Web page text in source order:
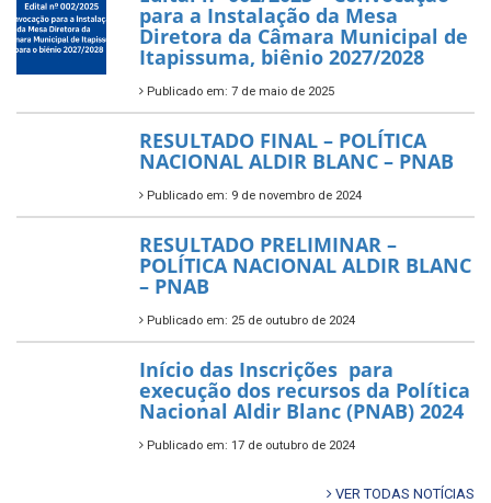
para a Instalação da Mesa
Diretora da Câmara Municipal de
Itapissuma, biênio 2027/2028
Publicado em: 7 de maio de 2025
RESULTADO FINAL – POLÍTICA
NACIONAL ALDIR BLANC – PNAB
Publicado em: 9 de novembro de 2024
RESULTADO PRELIMINAR –
POLÍTICA NACIONAL ALDIR BLANC
– PNAB
Publicado em: 25 de outubro de 2024
Início das Inscrições para
execução dos recursos da Política
Nacional Aldir Blanc (PNAB) 2024
Publicado em: 17 de outubro de 2024
VER TODAS NOTÍCIAS